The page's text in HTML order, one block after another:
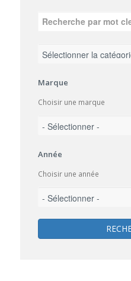
Marque
Choisir une marque
Année
Choisir une année